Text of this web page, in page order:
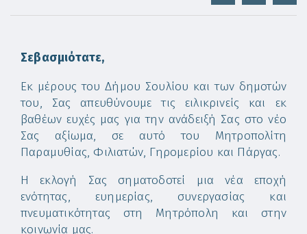
Σεβασμιότατε,
Εκ μέρους του Δήμου Σουλίου και των δημοτών
του, Σας απευθύνουμε τις ειλικρινείς και εκ
βαθέων ευχές μας για την ανάδειξή Σας στο νέο
Σας αξίωμα, σε αυτό του Μητροπολίτη
Παραμυθίας, Φιλιατών, Γηρομερίου και Πάργας.
Η εκλογή Σας σηματοδοτεί μια νέα εποχή
ενότητας, ευημερίας, συνεργασίας και
πνευματικότητας στη Μητρόπολη και στην
κοινωνία μας.